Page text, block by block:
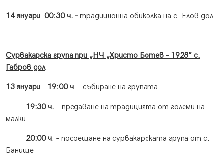
14 януари 00:30 ч. –традиционна обиколка на с. Елов дол
Сурвакарска група при „НЧ „Христо Ботев – 1928” с.
Габров дол
13 януари – 19:00 ч. – събиране на групата
19:30 ч. – предаване на традицията от големи на
малки
20:00 ч. – посрещане на сурвакарската група от с.
Банище